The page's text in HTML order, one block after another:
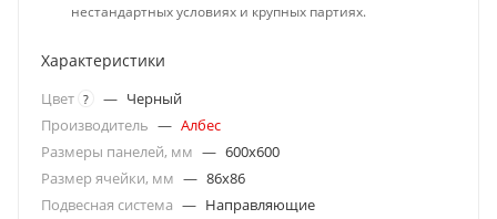
нестандартных условиях и крупных партиях.
Характеристики
Цвет ? — Черный
Производитель — Албес
Размеры панелей, мм — 600x600
Размер ячейки, мм — 86x86
Подвесная система — Направляющие